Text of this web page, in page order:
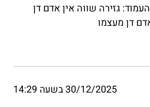
גזירה שווה אין אדם דן
דן מעצמו
30/12/2025 בשעה 14:29